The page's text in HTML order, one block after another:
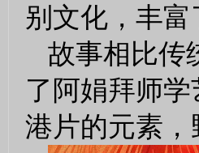
别文化，丰富
故事相比传
了阿娟拜师
港片的元素